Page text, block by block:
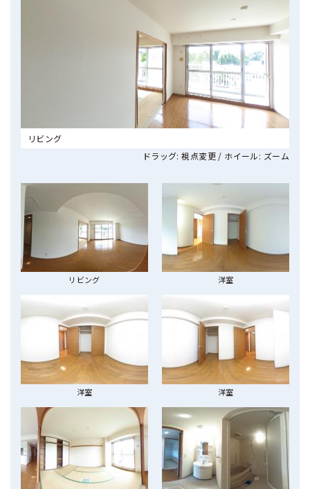
リビング
ドラッグ: 視点変更 / ホイール: ズーム
リビング 洋室
洋室 洋室